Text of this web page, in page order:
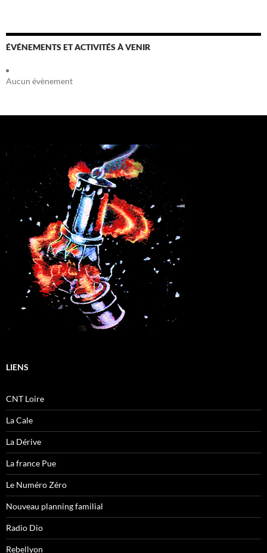
ÉVÉNEMENTS ET ACTIVITÉS À VENIR
Aucun évènement
LIENS
CNT Loire
La Cale
La Dérive
La france Pue
Le Numéro Zéro
Nouveau planning familial
Radio Dio
Rebellyon